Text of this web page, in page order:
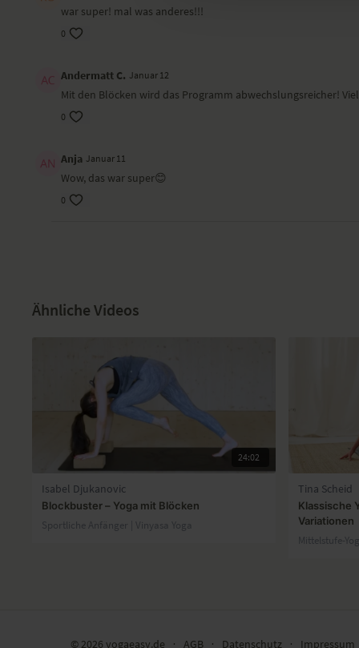
war super! mal was anderes!!!
0
Andermatt C. Januar 12
Mit den Blöcken wird das Programm abwechslungsreicher!
0
Anja Januar 11
Wow, das war super😊
0
Ähnliche Videos
24:02
Isabel Djukanovic
Blockbuster – Yoga mit Blöcken
Sportliche Anfänger | Vinyasa Yoga
Tina Scheid
Klassische
Variationen
Mittelstufe-
© 2026 yogaeasy.de ∙ AGB ∙ Datenschutz ∙ Impressum